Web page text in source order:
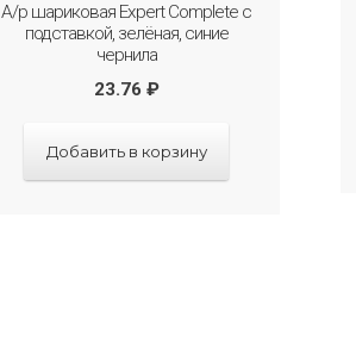
А/р шариковая Expert Complete с
подставкой, зелёная, синие
чернила
23.76 ₽
Добавить в корзину